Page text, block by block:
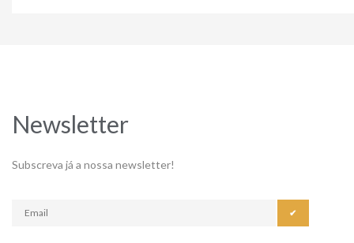
Newsletter
Subscreva já a nossa newsletter!
✔